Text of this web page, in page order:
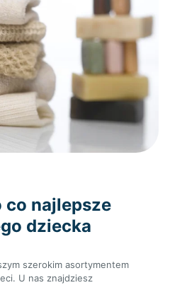
co najlepsze
dziecka
szerokim asortymentem
U nas znajdziesz